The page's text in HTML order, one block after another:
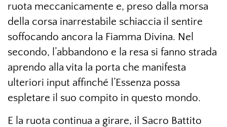
ruota meccanicamente e, preso dalla morsa
della corsa inarrestabile schiaccia il sentire
soffocando ancora la Fiamma Divina. Nel
secondo, l’abbandono e la resa si fanno strada
aprendo alla vita la porta che manifesta
ulteriori input affinché l’Essenza possa
espletare il suo compito in questo mondo.
E la ruota continua a girare, il Sacro Battito